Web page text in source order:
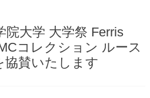
院大学 大学祭 Ferris
コレクション ルース
協賛いたします